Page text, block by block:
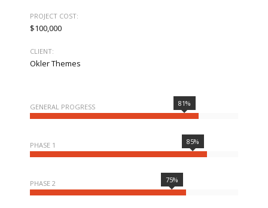
PROJECT COST:
$100,000
CLIENT:
Okler Themes
GENERAL PROGRESS 81%
PHASE 1 85%
PHASE 2 75%